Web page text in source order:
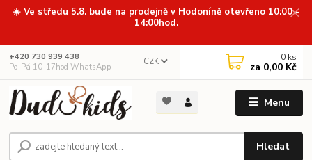
☀️ Ve středu 5.8. bude na prodejně v Hodoníně otevřeno 10:00 -
14:00hod.
Menu
CZK
Hledat
+420 730 939 438
Po-Pá 10-17hod WhatsApp
0 ks
za 0,00 Kč